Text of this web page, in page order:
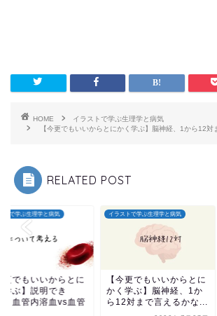
HOME
イラストで学ぶ生理学と病気
【今更でもいいからとにかく学ぶ】脳神経、1から12
RELATED POST
イラストで学ぶ生理学と病気
今更でもいいからとに
く学ぶ】脳神経、1か
12対まで言えるかな...
イラストで学ぶ生理学と病気
犬猫の胸水①血胸、膿
胸、乳び胸/鑑別疾患